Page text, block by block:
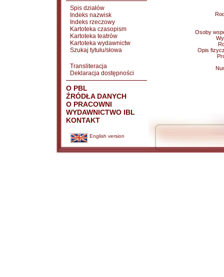
Spis działów
Indeks nazwisk
Indeks rzeczowy
Kartoteka czasopism
Kartoteka teatrów
Kartoteka wydawnictw
Szukaj tytułu/słowa
Transliteracja
Deklaracja dostępności
O PBL
ŹRÓDŁA DANYCH
O PRACOWNI
WYDAWNICTWO IBL
KONTAKT
English version
Osoby
Opis